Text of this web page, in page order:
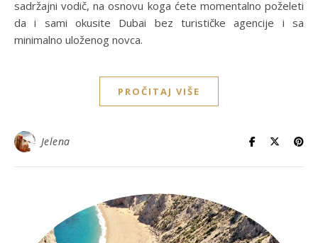
sadržajni vodič, na osnovu koga ćete momentalno poželeti
da i sami okusite Dubai bez turističke agencije i sa
minimalno uloženog novca.
PROČITAJ VIŠE
Jelena